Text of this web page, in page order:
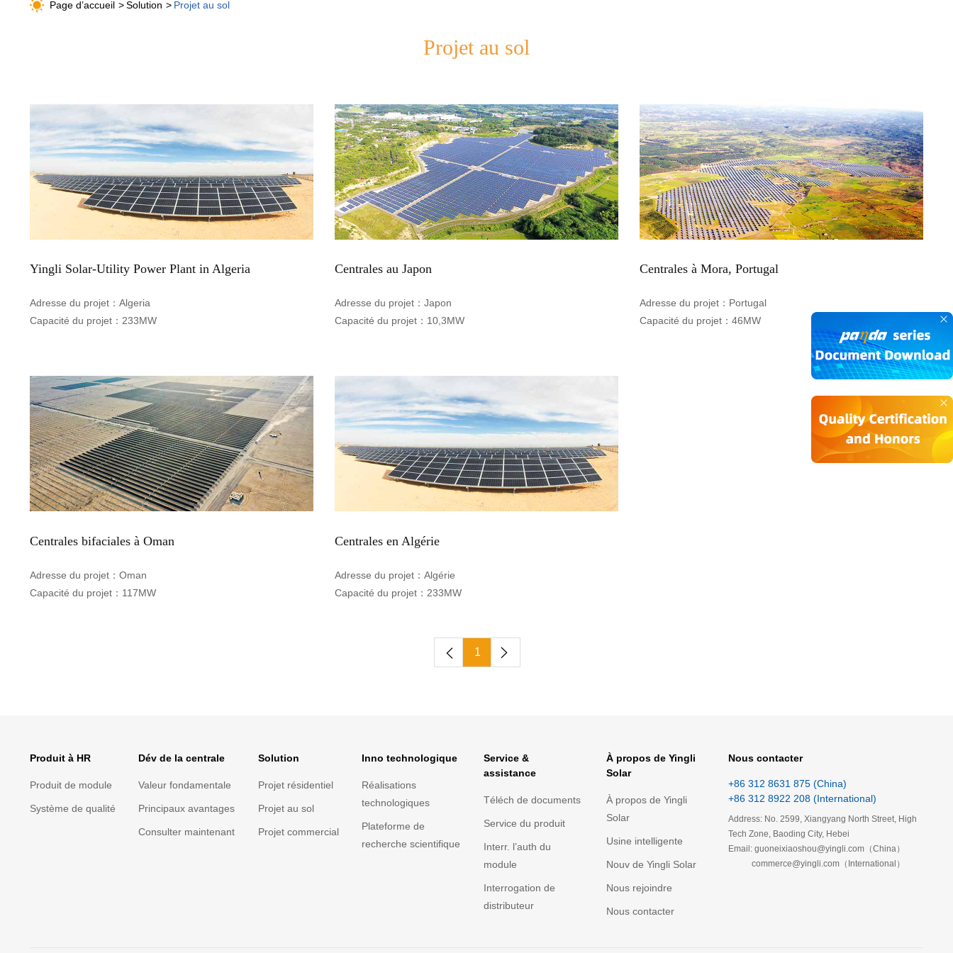
Page d’accueil Solution Projet au sol
Projet au sol
Yingli Solar-Utility Power Plant in Algeria
Adresse du projet： Algeria
Capacité du projet： 233MW
Centrales au Japon
Adresse du projet： Japon
Capacité du projet： 10,3MW
Centrales à Mora, Portugal
Adresse du projet： Portugal
Capacité du projet： 46MW
Centrales bifaciales à Oman
Adresse du projet： Oman
Capacité du projet： 117MW
Centrales en Algérie
Adresse du projet： Algérie
Capacité du projet： 233MW
1
Produit à HR
Produit de module
Système de qualité
Dév de la centrale
Valeur fondamentale
Principaux avantages
Consulter maintenant
Solution
Projet résidentiel
Projet au sol
Projet commercial
Inno technologique
Réalisations
technologiques
Plateforme de
recherche scientifique
Service &
assistance
Téléch de documents
Service du produit
Interr. l’auth du
module
Interrogation de
distributeur
À propos de Yingli
Solar
À propos de Yingli
Solar
Usine intelligente
Nouv de Yingli Solar
Nous rejoindre
Nous contacter
Nous contacter
+86 312 8631 875 (China)
+86 312 8922 208 (International)
Address: No. 2599, Xiangyang North Street, High
Tech Zone, Baoding City, Hebei
Email: guoneixiaoshou@yingli.com（China）
commerce@yingli.com（International）